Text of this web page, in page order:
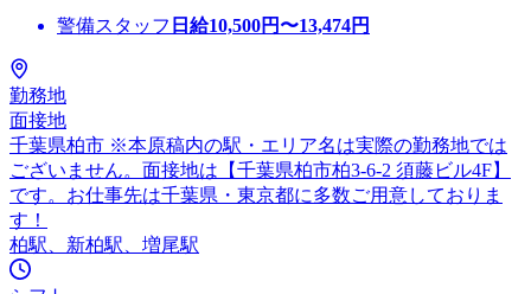
警備スタッフ 日給10,500円〜13,474円
勤務地
面接地
千葉県柏市 ※本原稿内の駅・エリア名は実際の勤務地では
ございません。面接地は【千葉県柏市柏3-6-2 須藤ビル4F】
です。お仕事先は千葉県・東京都に多数ご用意しておりま
す！
柏駅、新柏駅、増尾駅